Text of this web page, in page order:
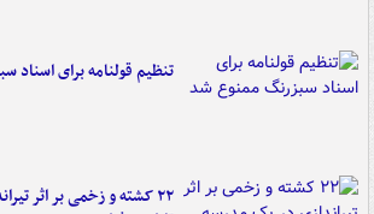
تنظیم قولنامه برای اسناد
۲۲ کشته و زخمی بر اثر